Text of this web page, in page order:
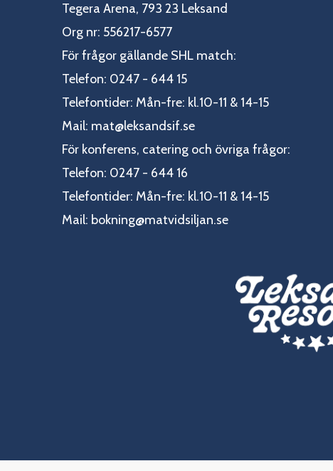
Tegera Arena, 793 23 Leksand
Org nr: 556217-6577
För frågor gällande SHL match:
Telefon: 0247 - 644 15
Telefontider: Mån-fre: kl.10-11 & 14-15
Mail: mat@leksandsif.se
För konferens, catering och övriga frågor:
Telefon: 0247 - 644 16
Telefontider: Mån-fre: kl.10-11 & 14-15
Mail: bokning@matvidsiljan.se